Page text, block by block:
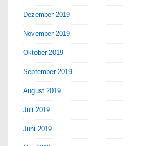
Dezember 2019
November 2019
Oktober 2019
September 2019
August 2019
Juli 2019
Juni 2019